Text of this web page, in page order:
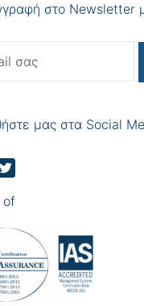
στο Newsletter
μας στα Social
of